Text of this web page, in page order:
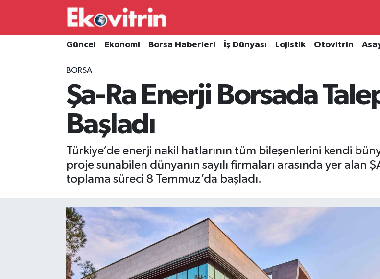
Güncel Ekonomi Borsa Haberleri İş Dünyası Lojistik Otovitrin
BORSA
Şa-Ra Enerji Borsada
Başladı
Türkiye’de enerji nakil hatlarının tüm bileşenlerini kendi
proje sunabilen dünyanın sayılı firmaları arasında yer alan
toplama süreci 8 Temmuz’da başladı.
Güncel
Borsa Haberleri
Gayrimenkul
Hava Durumu
Süper Lig Puan Durumu ve Fikstür
Tüm Manşetler
Son Dakika Haberleri
Haber Arşivi